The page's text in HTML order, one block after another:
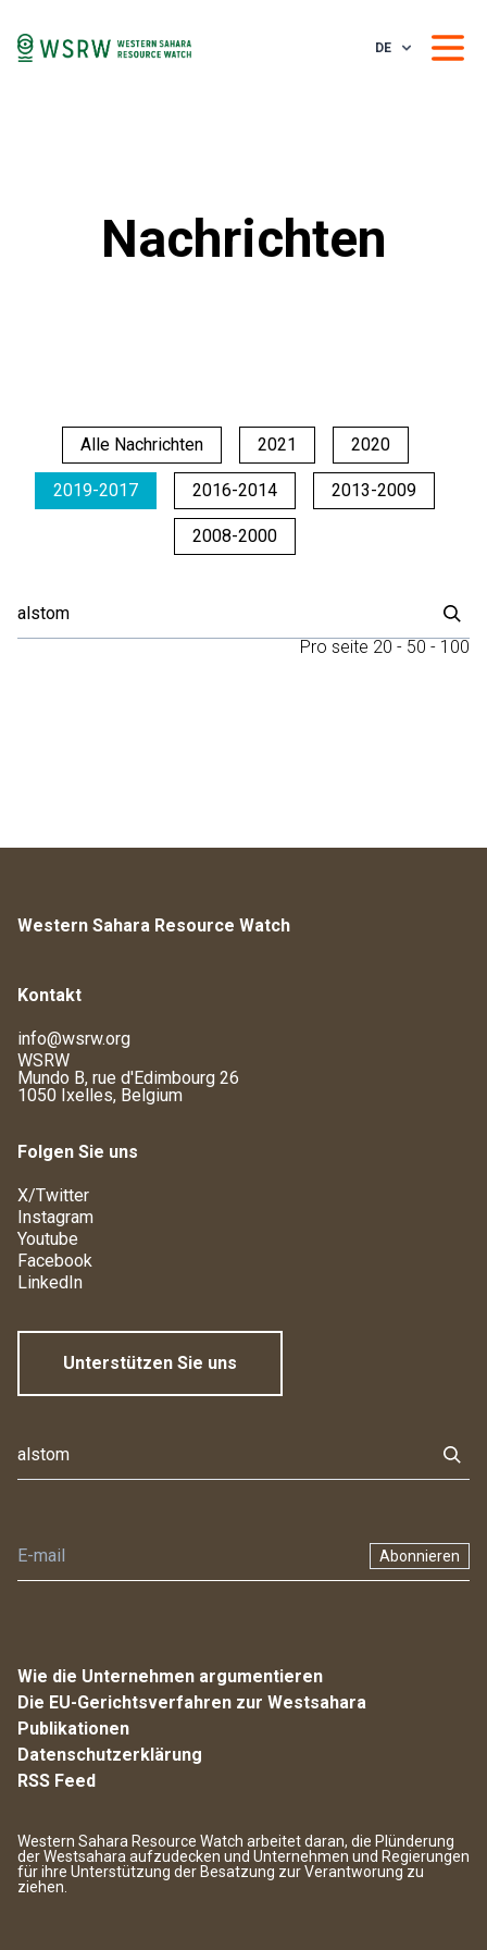
DE
Nachrichten
Alle Nachrichten 2021 2020
2019-2017 2016-2014 2013-2009
2008-2000
Pro seite 20 - 50 - 100
Western Sahara Resource Watch
Kontakt
info@wsrw.org
WSRW
Mundo B, rue d'Edimbourg 26
1050 Ixelles, Belgium
Folgen Sie uns
X/Twitter
Instagram
Youtube
Facebook
LinkedIn
Unterstützen Sie uns
Abonnieren
Wie die Unternehmen argumentieren
Die EU-Gerichtsverfahren zur Westsahara
Publikationen
Datenschutzerklärung
RSS Feed
Western Sahara Resource Watch arbeitet daran, die Plünderung
der Westsahara aufzudecken und Unternehmen und Regierungen
für ihre Unterstützung der Besatzung zur Verantworung zu
ziehen.